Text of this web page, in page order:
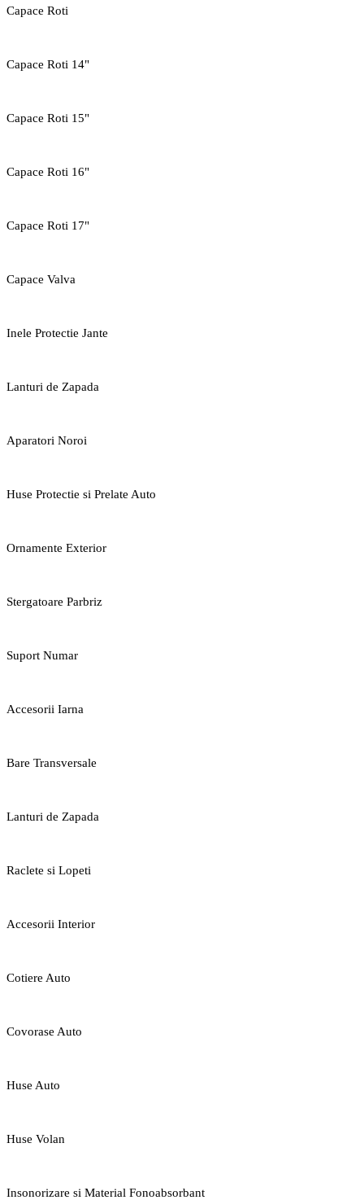
Capace Roti
Capace Roti 14"
Capace Roti 15"
Capace Roti 16"
Capace Roti 17"
Capace Valva
Inele Protectie Jante
Lanturi de Zapada
Aparatori Noroi
Huse Protectie si Prelate Auto
Ornamente Exterior
Stergatoare Parbriz
Suport Numar
Accesorii Iarna
Bare Transversale
Lanturi de Zapada
Raclete si Lopeti
Accesorii Interior
Cotiere Auto
Covorase Auto
Huse Auto
Huse Volan
Insonorizare si Material Fonoabsorbant